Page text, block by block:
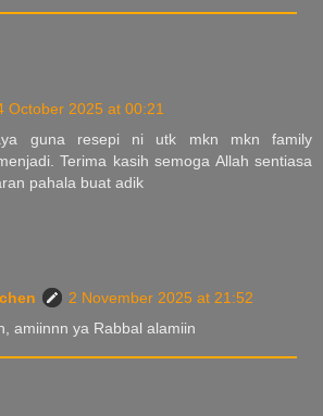
October 2025 at 00:21
guna resepi ni utk mkn mkn family
Terima kasih semoga Allah sentiasa
pahala buat adik
2 November 2025 at 21:52
amiinnn ya Rabbal alamiin